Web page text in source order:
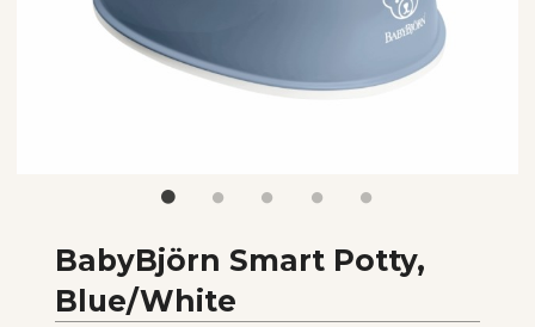
BabyBjörn Smart Potty,
Blue/White